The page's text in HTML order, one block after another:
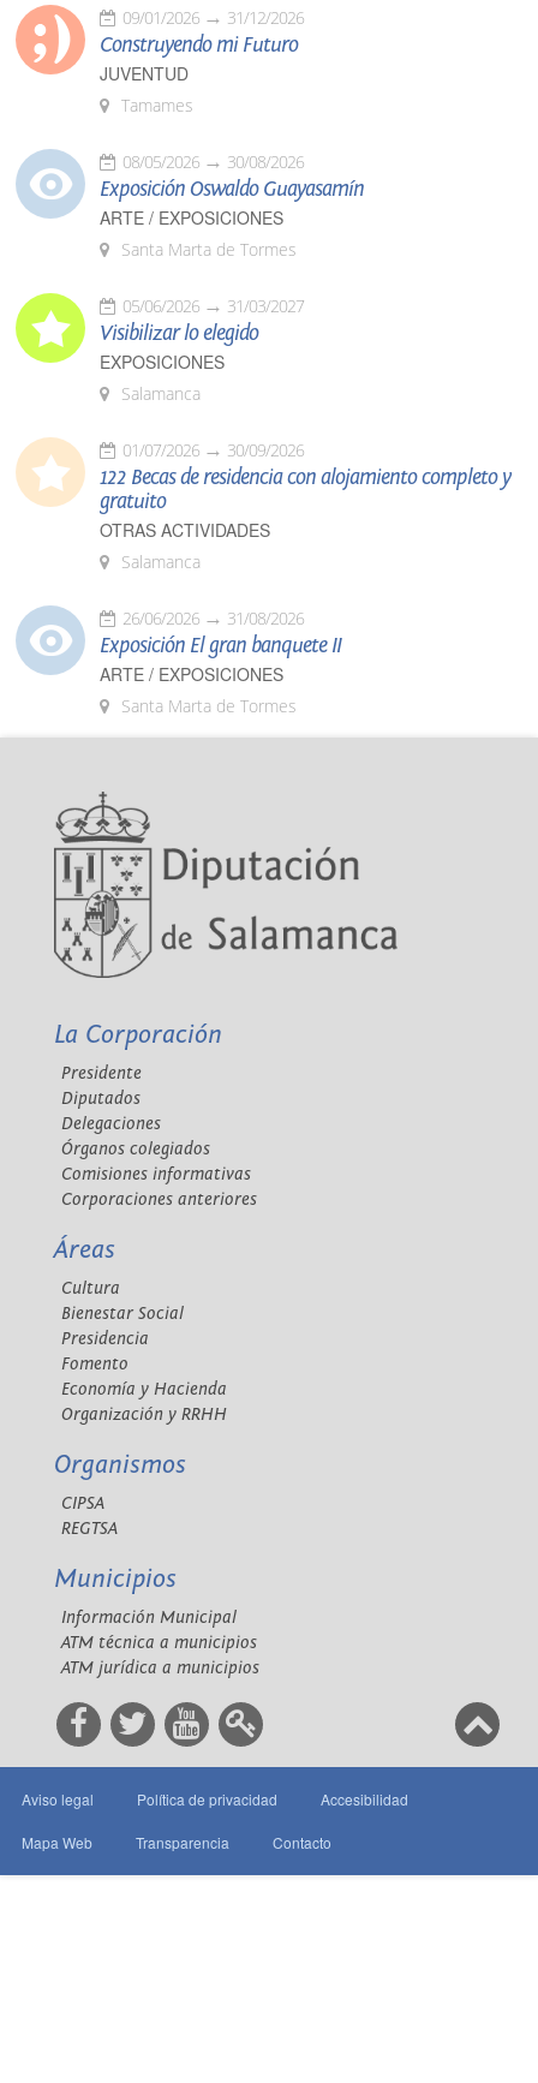
09/01/2026 31/12/2026
Construyendo mi Futuro
JUVENTUD
Tamames
08/05/2026 30/08/2026
Exposición Oswaldo Guayasamín
ARTE / EXPOSICIONES
Santa Marta de Tormes
05/06/2026 31/03/2027
Visibilizar lo elegido
EXPOSICIONES
Salamanca
01/07/2026 30/09/2026
122 Becas de residencia con alojamiento completo y
gratuito
OTRAS ACTIVIDADES
Salamanca
26/06/2026 31/08/2026
Exposición El gran banquete II
ARTE / EXPOSICIONES
Santa Marta de Tormes
La Corporación
Presidente
Diputados
Delegaciones
Órganos colegiados
Comisiones informativas
Corporaciones anteriores
Áreas
Cultura
Bienestar Social
Presidencia
Fomento
Economía y Hacienda
Organización y RRHH
Organismos
CIPSA
REGTSA
Municipios
Información Municipal
ATM técnica a municipios
ATM jurídica a municipios
Aviso legal Política de privacidad Accesibilidad
Mapa Web Transparencia Contacto